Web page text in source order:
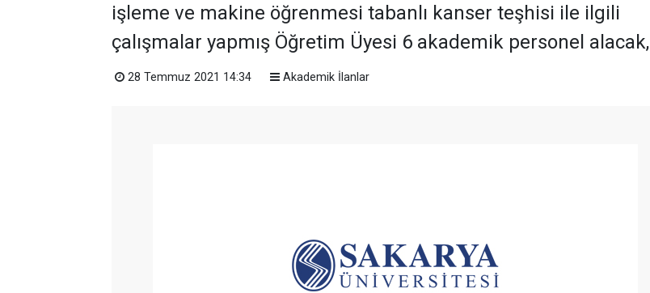
işleme ve makine öğrenmesi tabanlı kanser teşhisi ile ilgili
çalışmalar yapmış Öğretim Üyesi 6 akademik personel alacak,
28 Temmuz 2021 14:34 Akademik İlanlar